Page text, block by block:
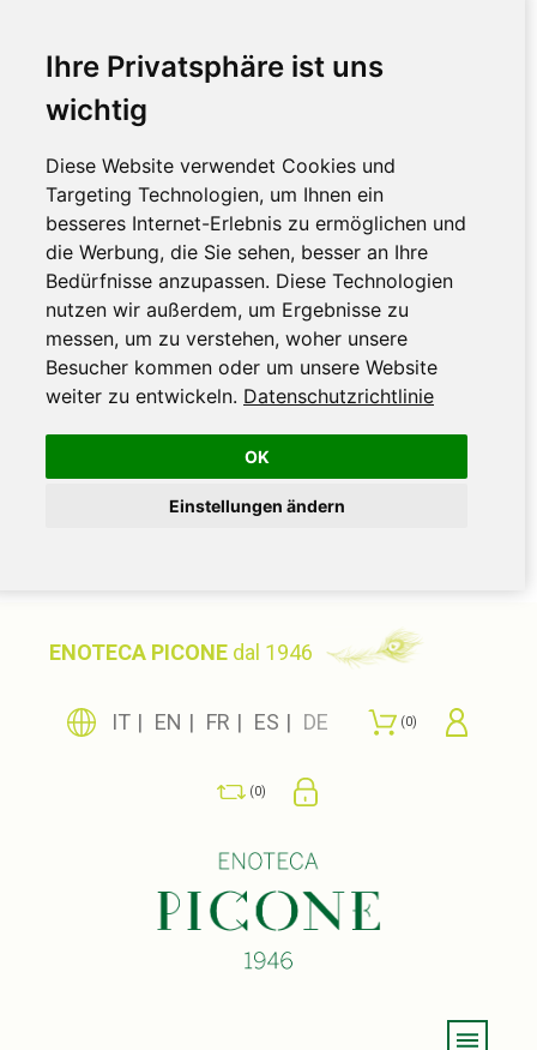
Ihre Privatsphäre ist uns
wichtig
Diese Website verwendet Cookies und
Targeting Technologien, um Ihnen ein
besseres Internet-Erlebnis zu ermöglichen und
die Werbung, die Sie sehen, besser an Ihre
Bedürfnisse anzupassen. Diese Technologien
nutzen wir außerdem, um Ergebnisse zu
messen, um zu verstehen, woher unsere
Besucher kommen oder um unsere Website
weiter zu entwickeln. Datenschutzrichtlinie
OK
Einstellungen ändern
ENOTECA PICONE dal 1946
IT EN FR ES DE 0
0